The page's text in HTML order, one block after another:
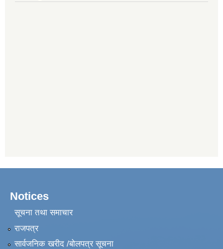
Notices
सूचना तथा समाचार
राजपत्र
सार्वजनिक खरीद /बोलपत्र सूचना